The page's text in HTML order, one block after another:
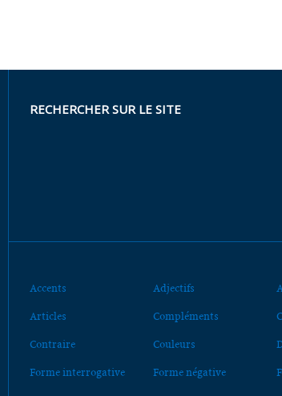
RECHERCHER SUR LE SITE
Accents Adjectifs
Articles Compléments
Contraire Couleurs
Forme interrogative Forme négative